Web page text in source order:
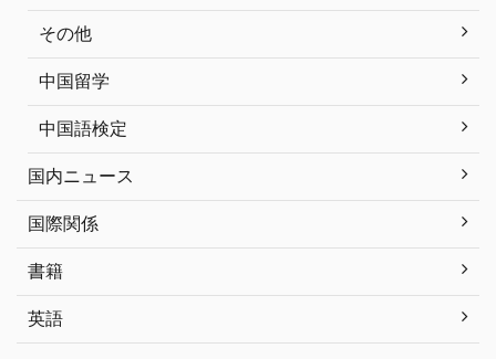
その他
中国留学
中国語検定
国内ニュース
国際関係
書籍
英語